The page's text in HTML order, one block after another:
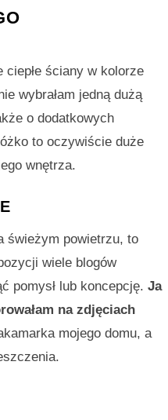
ciepłe ściany w kolorze
wybrałam jedną dużą
o dodatkowych
to oczywiście duże
wnętrza.
świeżym powietrzu, to
wiele blogów
pomysł lub koncepcję. Ja
na zdjęciach
mojego domu, a